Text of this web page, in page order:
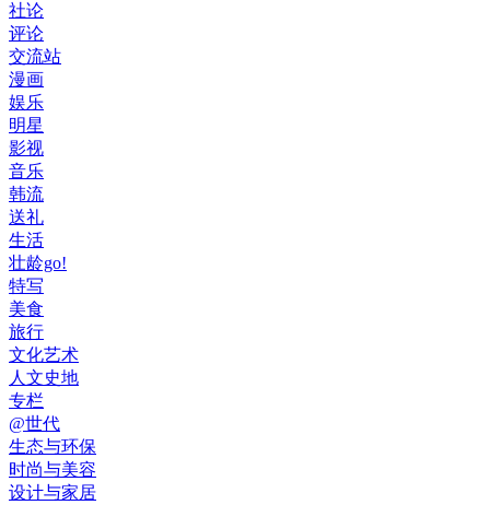
社论
评论
交流站
漫画
娱乐
明星
影视
音乐
韩流
送礼
生活
壮龄go!
特写
美食
旅行
文化艺术
人文史地
专栏
@世代
生态与环保
时尚与美容
设计与家居